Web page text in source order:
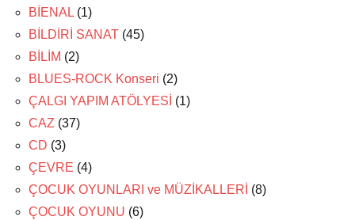
BİENAL (1)
BİLDİRİ SANAT (45)
BİLİM (2)
BLUES-ROCK Konseri (2)
ÇALGI YAPIM ATÖLYESİ (1)
CAZ (37)
CD (3)
ÇEVRE (4)
ÇOCUK OYUNLARI ve MÜZİKALLERİ (8)
ÇOCUK OYUNU (6)